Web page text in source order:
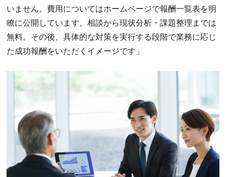
いません。費用についてはホームページで報酬一覧表を明
瞭に公開しています。相談から現状分析・課題整理までは
無料。その後、具体的な対策を実行する段階で業務に応じ
た成功報酬をいただくイメージです」